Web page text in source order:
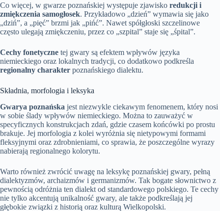
Co więcej, w gwarze poznańskiej występuje zjawisko redukcji i
zmiękczenia samogłosek. Przykładowo „dzień” wymawia się jako
„dziń”, a „pięć” brzmi jak „pińć”. Nawet spółgłoski szczelinowe
często ulegają zmiękczeniu, przez co „szpital” staje się „śpital”.
Cechy fonetyczne tej gwary są efektem wpływów języka
niemieckiego oraz lokalnych tradycji, co dodatkowo podkreśla
regionalny charakter poznańskiego dialektu.
Składnia, morfologia i leksyka
Gwarya poznańska jest niezwykle ciekawym fenomenem, który nosi
w sobie ślady wpływów niemieckiego. Można to zauważyć w
specyficznych konstrukcjach zdań, gdzie czasem końcówki po prostu
brakuje. Jej morfologia z kolei wyróżnia się nietypowymi formami
fleksyjnymi oraz zdrobnieniami, co sprawia, że poszczególne wyrazy
nabierają regionalnego kolorytu.
Warto również zwrócić uwagę na leksykę poznańskiej gwary, pełną
dialektyzmów, archaizmów i germanizmów. Tak bogate słownictwo z
pewnością odróżnia ten dialekt od standardowego polskiego. Te cechy
nie tylko akcentują unikalność gwary, ale także podkreślają jej
głębokie związki z historią oraz kulturą Wielkopolski.